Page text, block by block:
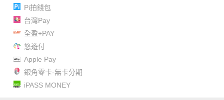
Pi拍錢包
台灣Pay
全盈+PAY
悠遊付
Apple Pay
銀角零卡-無卡分期
iPASS MONEY